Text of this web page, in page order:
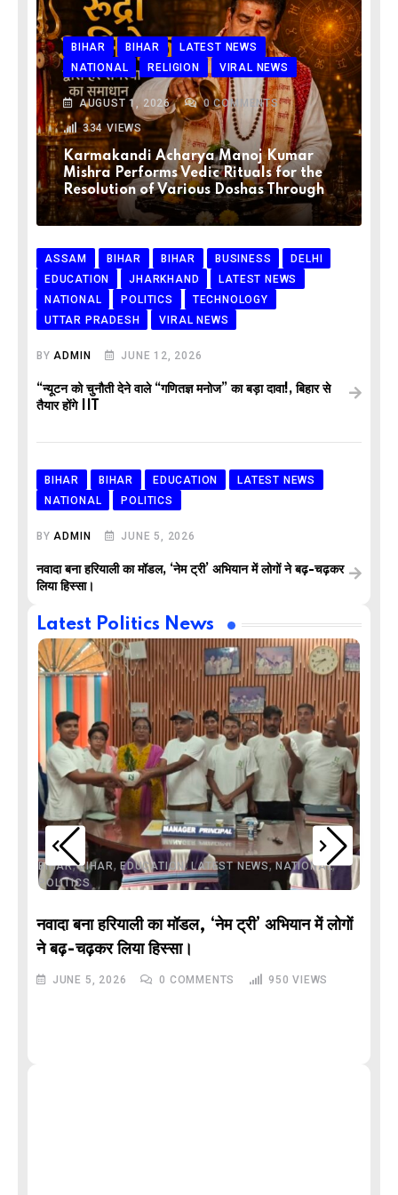
BIHAR BIHAR
LATEST NEWS
NATIONAL
RELIGION VIRAL NEWS
AUGUST 1, 2026 0COMMENTS
334VIEWS
Karmakandi Acharya Manoj Kumar
Mishra Performs Vedic Rituals for the
Resolution of Various Doshas Through
ASSAM BIHAR BIHAR BUSINESS
DELHI
EDUCATION
JHARKHAND
LATEST NEWS
NATIONAL
POLITICS
TECHNOLOGY
UTTAR PRADESH
VIRAL NEWS
BYADMIN JUNE 12, 2026
“न्यूटन को चुनौती देने वाले “गणितज्ञ मनोज” का बड़ा दावा!, बिहार से
तैयार होंगे IIT
BIHAR BIHAR EDUCATION
LATEST NEWS
NATIONAL
POLITICS
BYADMIN JUNE 5, 2026
नवादा बना हरियाली का मॉडल, ‘नेम ट्री’ अभियान में लोगों ने बढ़-चढ़कर
लिया हिस्सा।
Latest Politics News
BIHAR,BIHAR, EDUCATION,LATEST NEWS,NATIONAL,
POLITICS
नवादा बना हरियाली का मॉडल, ‘नेम ट्री’ अभियान में लोगों
ने बढ़-चढ़कर लिया हिस्सा।
JUNE 5, 2026 0 COMMENTS 950 VIEWS